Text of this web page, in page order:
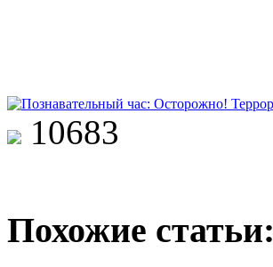
10683
Похожие статьи: